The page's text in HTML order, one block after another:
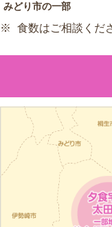
みどり市の一部
食数はご相談くだ